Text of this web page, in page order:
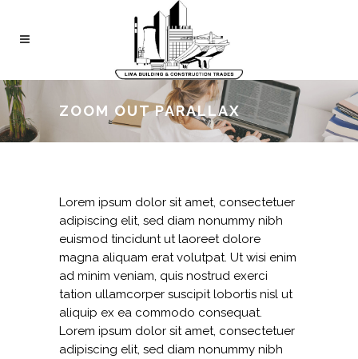
ZOOM OUT PARALLAX
Lorem ipsum dolor sit amet, consectetuer
adipiscing elit, sed diam nonummy nibh
euismod tincidunt ut laoreet dolore
magna aliquam erat volutpat. Ut wisi enim
ad minim veniam, quis nostrud exerci
tation ullamcorper suscipit lobortis nisl ut
aliquip ex ea commodo consequat.
Lorem ipsum dolor sit amet, consectetuer
adipiscing elit, sed diam nonummy nibh